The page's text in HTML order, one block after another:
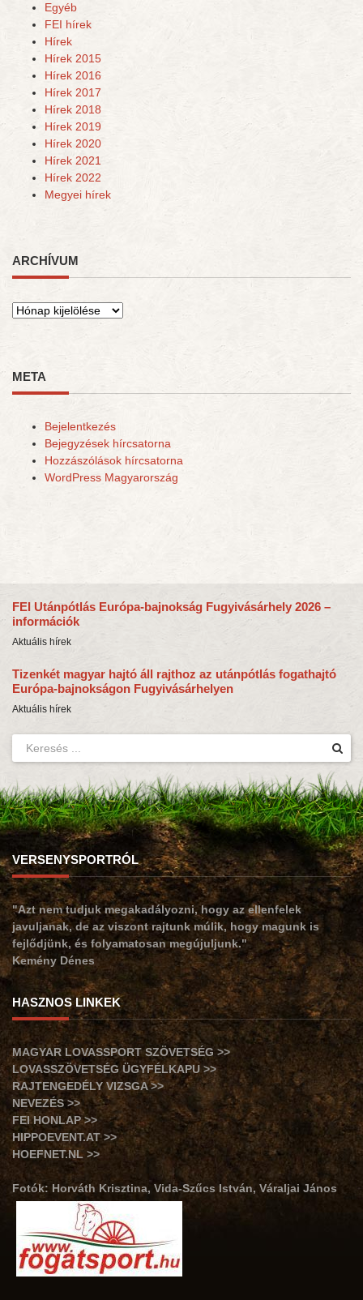
Egyéb
FEI hírek
Hírek
Hírek 2015
Hírek 2016
Hírek 2017
Hírek 2018
Hírek 2019
Hírek 2020
Hírek 2021
Hírek 2022
Megyei hírek
ARCHÍVUM
Archívum
META
Bejelentkezés
Bejegyzések hírcsatorna
Hozzászólások hírcsatorna
WordPress Magyarország
FEI Utánpótlás Európa-bajnokság Fugyivásárhely 2026 –
információk
Aktuális hírek
Tizenkét magyar hajtó áll rajthoz az utánpótlás fogathajtó
Európa-bajnokságon Fugyivásárhelyen
Aktuális hírek
VERSENYSPORTRÓL
"Azt nem tudjuk megakadályozni, hogy az ellenfelek
javuljanak, de az viszont rajtunk múlik, hogy magunk is
fejlődjünk, és folyamatosan megújuljunk."
Kemény Dénes
HASZNOS LINKEK
MAGYAR LOVASSPORT SZÖVETSÉG >>
LOVASSZÖVETSÉG ÜGYFÉLKAPU >>
RAJTENGEDÉLY VIZSGA >>
NEVEZÉS >>
FEI HONLAP >>
HIPPOEVENT.AT >>
HOEFNET.NL >>
Fotók: Horváth Krisztina, Vida-Szűcs István, Váraljai János